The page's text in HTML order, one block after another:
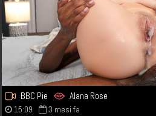
BBC Pie Alana Rose
15:09 3 mesi fa